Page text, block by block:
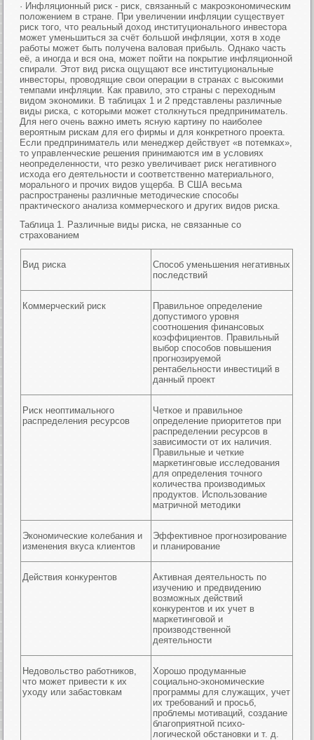
· Инфляционный риск - риск, связанный с макроэкономическим
положением в стране. При увеличении инфляции существует
риск того, что реальный доход институционального инвестора
может уменьшиться за счёт большой инфляции, хотя в ходе
работы может быть получена валовая прибыль. Однако часть
её, а иногда и вся она, может пойти на покрытие инфляционной
спирали. Этот вид риска ощущают все институциональные
инвесторы, проводящие свои операции в странах с высокими
темпами инфляции. Как правило, это страны с переходным
видом экономики. В таблицах 1 и 2 представлены различные
виды риска, с которыми может столкнуться предприниматель.
Для него очень важно иметь ясную картину по наиболее
вероятным рискам для его фирмы и для конкретного проекта.
Если предприниматель или менеджер действует «в потемках»,
то управленческие решения принимаются им в условиях
неопределенности, что резко увеличивает риск негативного
исхода его деятельности и соответственно материального,
морального и прочих видов ущерба. В США весьма
распространены различные методические способы
практического анализа коммерческого и других видов риска.
Таблица 1. Различные виды риска, не связанные со
страхованием
Вид риска
Способ уменьшения негативных
последствий
Коммерческий риск
Правильное определение
допустимого уровня
соотношения финансовых
коэффициентов. Правильный
выбор способов повышения
прогнозируемой
рентабельности инвестиций в
данный проект
Риск неоптимального
распределения ресурсов
Четкое и правильное
определение приоритетов при
распределении ресурсов в
зависимости от их наличия.
Правильные и четкие
маркетинговые исследования
для определения точного
количества производимых
продуктов. Использование
матричной методики
Экономические колебания и
изменения вкуса клиентов
Эффективное прогнозирование
и планирование
Действия конкурентов
Активная деятельность по
изучению и предвидению
возможных действий
конкурентов и их учет в
маркетинговой и
производственной
деятельности
Недовольство работников,
что может привести к их
уходу или забастовкам
Хорошо продуманные
социально-экономические
программы для служащих, учет
их требований и просьб,
проблемы мотиваций, создание
благоприятной психо-
логической обстановки и т. д.